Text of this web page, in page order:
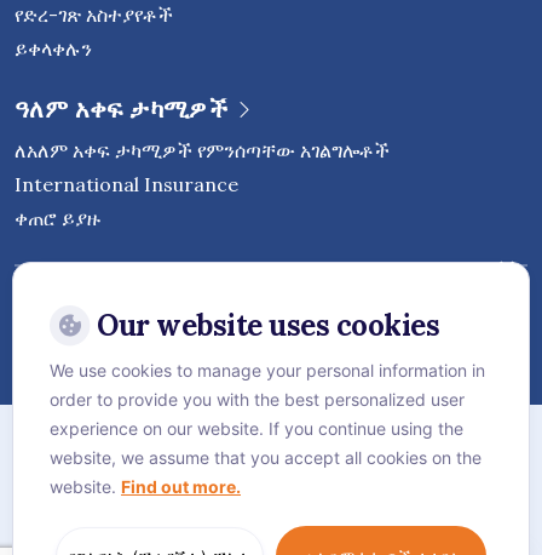
የድረ-ገጽ አስተያየቶች
ይቀላቀሉን
ዓለም አቀፍ ታካሚዎች
ለአለም አቀፍ ታካሚዎች የምንሰጣቸው አገልግሎቶች
International Insurance
ቀጠሮ ይያዙ
ቬጅታኒ ኢንተርናሽናል ሆስፒታልን በማህበራዊ
ሚዲያ ላይ ይከተሉ
የድረ-ገጽ ካርታ
የግላዊነት (ፕራይቬሲ) ፖሊሲ
አማርኛ
Our website uses cookies
We use cookies to manage your personal information in
order to provide you with the best personalized user
experience on our website. If you continue using the
website, we assume that you accept all cookies on the
website. Find out more.